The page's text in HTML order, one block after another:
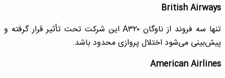
British Airways
تنها سه فروند از ناوگان ‌A۳۲۰ این شرکت تحت تأثیر قرار گرفته و
پیش‌بینی می‌شود اختلال پروازی محدود باشد.
American Airlines